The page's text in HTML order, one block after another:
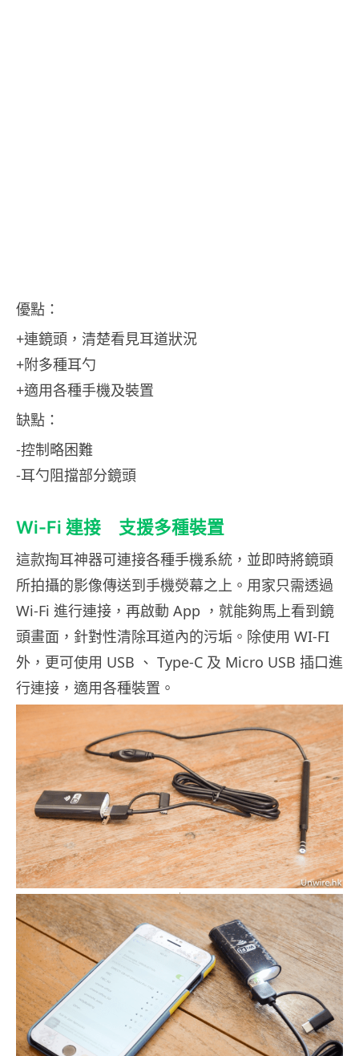
優點：
+連鏡頭，清楚看見耳道狀況
+附多種耳勺
+適用各種手機及裝置
缺點：
-控制略困難
-耳勺阻擋部分鏡頭
Wi-Fi 連接 支援多種裝置
這款掏耳神器可連接各種手機系統，並即時將鏡頭
所拍攝的影像傳送到手機熒幕之上。用家只需透過
Wi-Fi 進行連接，再啟動 App ，就能夠馬上看到鏡
頭畫面，針對性清除耳道內的污垢。除使用 WI-FI
外，更可使用 USB 、 Type-C 及 Micro USB 插口進
行連接，適用各種裝置。